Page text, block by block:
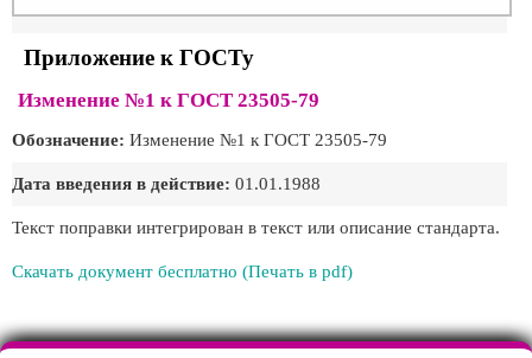
Приложение к ГОСТу
Изменение №1 к ГОСТ 23505-79
Обозначение: Изменение №1 к ГОСТ 23505-79
Дата введения в действие: 01.01.1988
Текст поправки интегрирован в текст или описание стандарта.
Скачать документ бесплатно (Печать в pdf)